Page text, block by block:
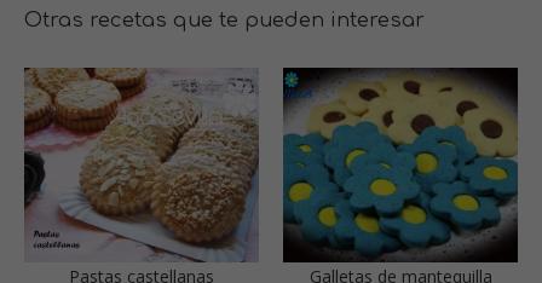
Otras recetas que te pueden interesar
Pastas castellanas
Galletas de mantequilla